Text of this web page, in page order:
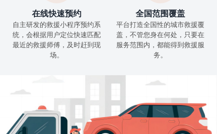
在线快速预约
自主研发的救援小程序预约系
统，会根据用户定位快速匹配
最近的救援师傅，及时赶到现
场。
全国范围覆盖
平台打造全国性的城市救援覆
盖，不管您身在何处，只要在
服务范围内，都能得到救援服
务。